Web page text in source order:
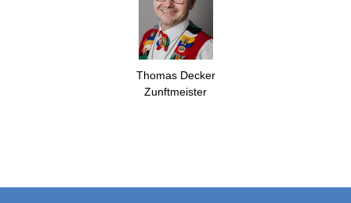
Thomas Decker
Zunftmeister